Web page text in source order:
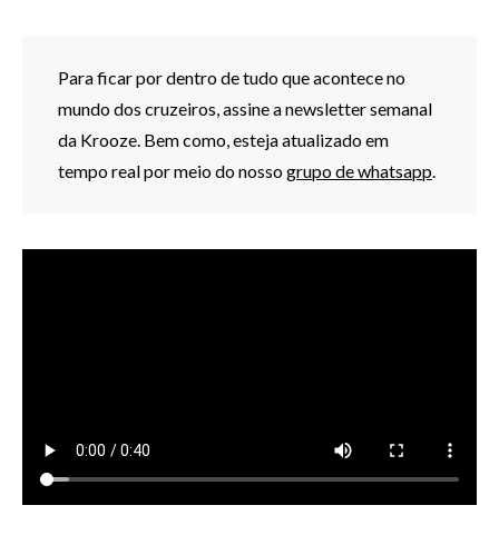
Para ficar por dentro de tudo que acontece no
mundo dos cruzeiros, assine a newsletter semanal
da Krooze. Bem como, esteja atualizado em
tempo real por meio do nossogrupo de whatsapp